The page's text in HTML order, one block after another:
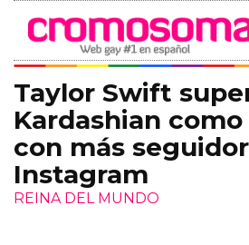
Taylor Swift
Kardashian
con más
Instagram
REINA DEL MUNDO